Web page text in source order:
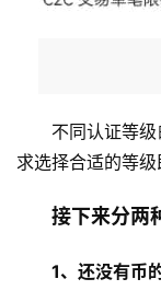
不同认证等
求选择合适的等级
接下来分两
1、还没有币